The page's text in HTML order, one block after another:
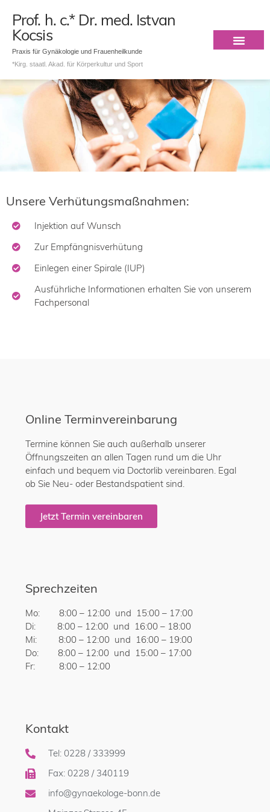
Prof. h. c.* Dr. med. Istvan
Kocsis
Praxis für Gynäkologie und Frauenheilkunde
*Kirg. staatl. Akad. für Körperkultur und Sport
Unsere Verhütungsmaßnahmen:
Injektion auf Wunsch
Zur Empfängnisverhütung
Einlegen einer Spirale (IUP)
Ausführliche Informationen erhalten Sie von unserem
Fachpersonal
Online Terminvereinbarung
Termine können Sie auch außerhalb unserer
Öffnungszeiten an allen Tagen rund um die Uhr
einfach und bequem via Doctorlib vereinbaren. Egal
ob Sie Neu- oder Bestandspatient sind.
Jetzt Termin vereinbaren
Sprechzeiten
Mo: 8:00 – 12:00 und 15:00 – 17:00
Di: 8:00 – 12:00 und 16:00 – 18:00
Mi: 8:00 – 12:00 und 16:00 – 19:00
Do: 8:00 – 12:00 und 15:00 – 17:00
Fr: 8:00 – 12:00
Kontakt
Tel: 0228 / 333999
Fax: 0228 / 340119
info@gynaekologe-bonn.de